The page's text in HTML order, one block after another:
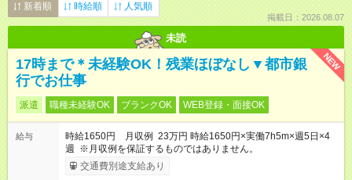
新着順 時給順 人気順
掲載日：2026.08.07
未読
NEW
17時まで＊未経験OK！残業ほぼなし▼都市銀
行でお仕事
派遣 職種未経験OK ブランクOK WEB登録・面接OK
給与
時給1650円 月収例 23万円 時給1650円×実働7h5m×週5日×4
週 ※月収例を保証するものではありません。
交通費別途支給あり